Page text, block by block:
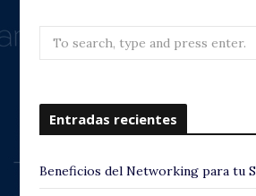
Search
for:
Entradas recientes
Beneficios del Networking para tu